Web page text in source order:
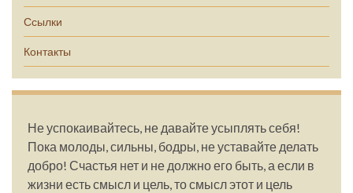
Ссылки
Контакты
Не успокаивайтесь, не давайте усыплять себя!
Пока молоды, сильны, бодры, не уставайте делать
добро! Счастья нет и не должно его быть, а если в
жизни есть смысл и цель, то смысл этот и цель